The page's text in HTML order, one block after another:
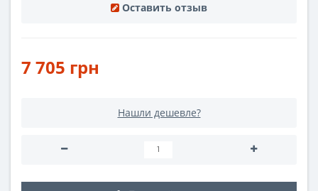
Оставить отзыв
7 705 грн
Нашли дешевле?